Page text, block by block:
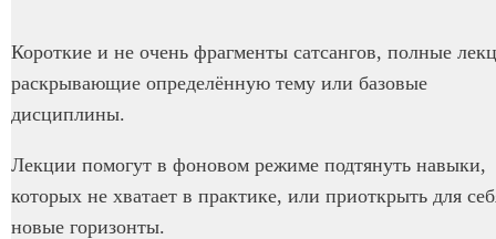
Короткие и не очень фрагменты сатсангов, полные
раскрывающие определённую тему или базовые
дисциплины.
Лекции помогут в фоновом режиме подтянуть навыки,
которых не хватает в практике, или приоткрыть для
новые горизонты.